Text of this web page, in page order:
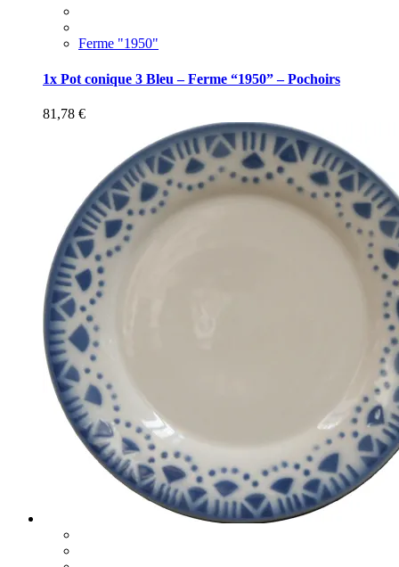
Ferme "1950"
1x Pot conique 3 Bleu – Ferme “1950” – Pochoirs
81,78 €